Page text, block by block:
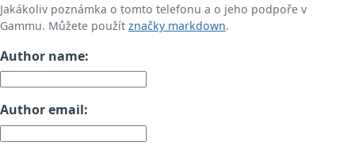
Jakákoliv poznámka o tomto telefonu a o jeho podpoře v
Gammu. Můžete použít značky markdown.
Author name:
Author email: